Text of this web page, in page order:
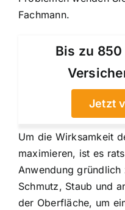
Fachmann.
Bis zu 850
Jetzt
Um die Wirksamkeit
maximieren, ist es
Anwendung
Schmutz, Staub und
der Oberfläche, um